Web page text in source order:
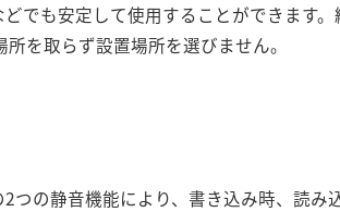
でも安定して使用することができます。
を取らず設置場所を選びません。
つの静音機能により、書き込み時、読み